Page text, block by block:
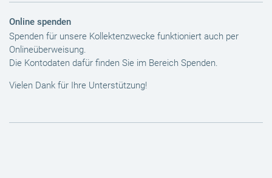
Online spenden
Spenden für unsere Kollektenzwecke funktioniert auch per
Onlineüberweisung.
Die Kontodaten dafür finden Sie im Bereich Spenden.
Vielen Dank für Ihre Unterstützung!